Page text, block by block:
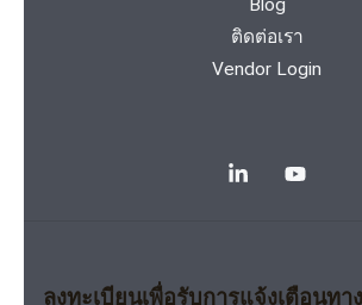
ติดต่อเรา
Vendor Login
ลงทะเบียนเพื่อรับการแจ้งเตือนทา